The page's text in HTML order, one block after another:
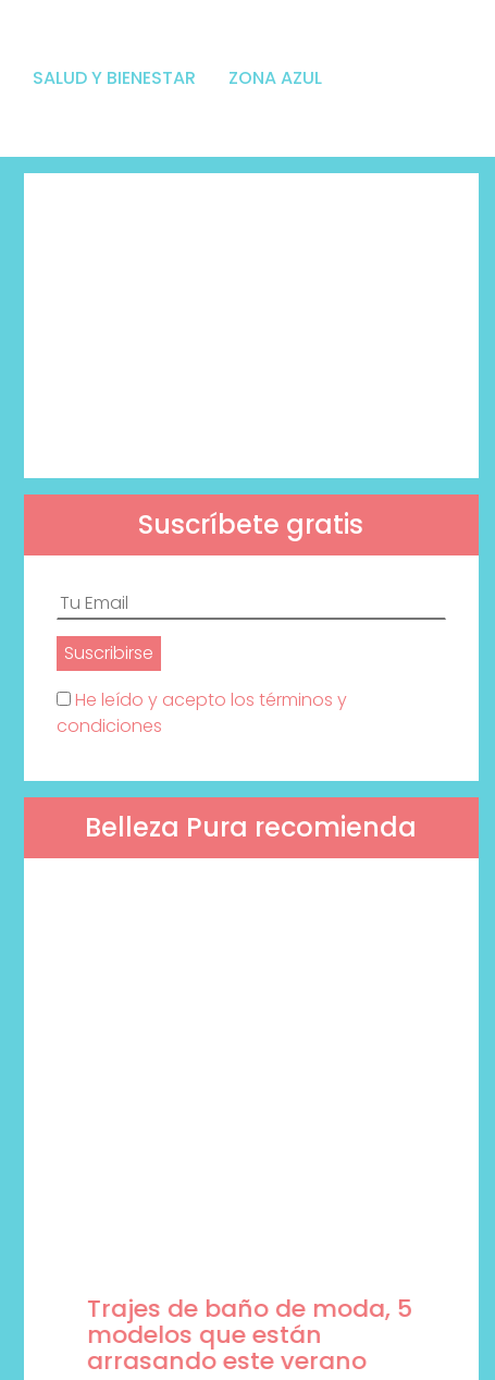
SALUD Y BIENESTAR ZONA AZUL
Suscríbete gratis
He leído y acepto los términos y
condiciones
Belleza Pura recomienda
Trajes de baño de moda, 5
modelos que están
arrasando este verano